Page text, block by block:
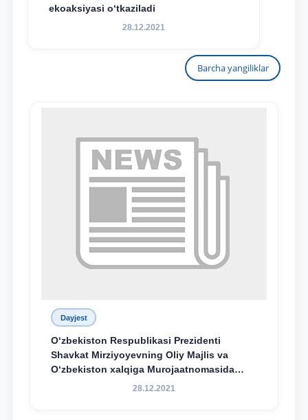
ekoaksiyasi o‘tkaziladi
28.12.2021
Barcha yangiliklar
Dayjest
O‘zbekiston Respublikasi Prezidenti
Shavkat Mirziyoyevning Oliy Majlis va
O‘zbekiston xalqiga Murojaatnomasida
belgilangan vazifalar mazmun-mohiyatini
28.12.2021